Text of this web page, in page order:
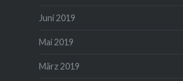
Juni 2019
Mai 2019
März 2019